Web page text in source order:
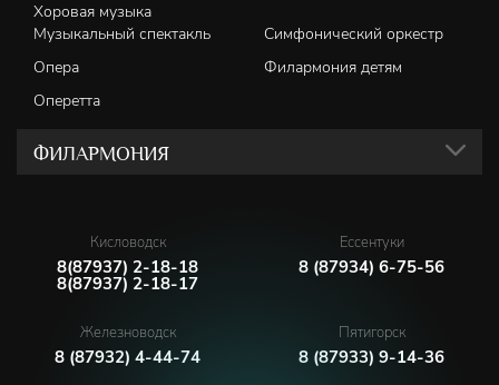
Хоровая музыка
Музыкальный спектакль
Симфонический оркестр
Опера
Филармония детям
Оперетта
ФИЛАРМОНИЯ
Кисловодск
8(87937) 2-18-18
8(87937) 2-18-17
Ессентуки
8 (87934) 6-75-56
Железноводск
8 (87932) 4-44-74
Пятигорск
8 (87933) 9-14-36